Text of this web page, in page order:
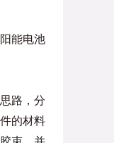
能电池
路，分
的材料